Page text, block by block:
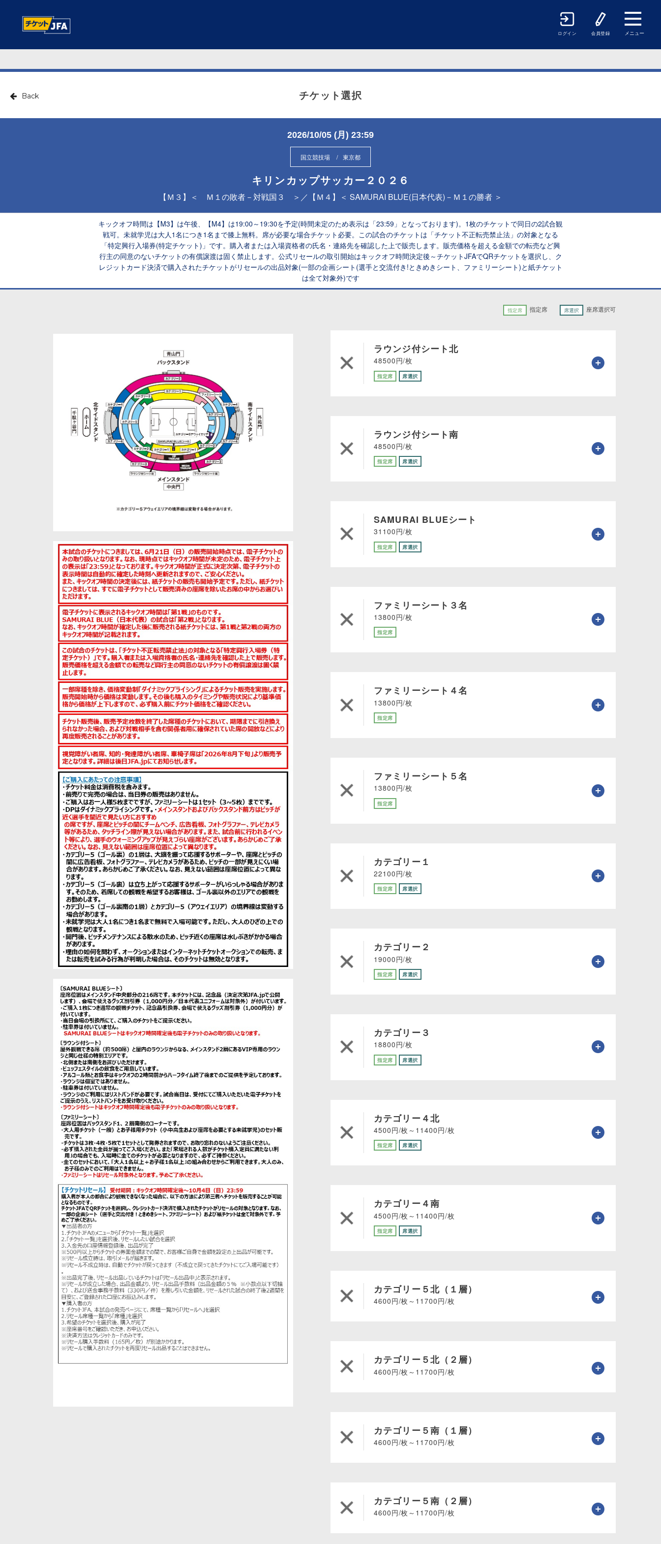
ログイン 会員登録 メニュー
Back チケット選択
2026/10/05 (月) 23:59
国立競技場 東京都
キリンカップサッカー２０２６
【Ｍ３】＜ Ｍ１の敗者－対戦国３ ＞／【Ｍ４】＜ SAMURAI BLUE(日本代表)－Ｍ１の勝者 ＞
キックオフ時間は【M3】は午後、【M4】は19:00～19:30を予定(時間未定のため表示は「23:59」となっております)。1枚のチケットで同日の2試合観
戦可。未就学児は大人1名につき1名まで膝上無料。席が必要な場合チケット必要。この試合のチケットは「チケット不正転売禁止法」の対象となる
「特定興行入場券(特定チケット)」です。購入者または入場資格者の氏名・連絡先を確認した上で販売します。販売価格を超える金額での転売など興
行主の同意のないチケットの有償譲渡は固く禁止します。公式リセールの取引開始はキックオフ時間決定後～チケットJFAでQRチケットを選択し、ク
レジットカード決済で購入されたチケットがリセールの出品対象(一部の企画シート(選手と交流付き!ときめきシート、ファミリーシート)と紙チケット
は全て対象外)です
指定席 指定席 席選択 座席選択可
ラウンジ付シート北
48500円/枚
指定席 席選択
ラウンジ付シート南
48500円/枚
指定席 席選択
SAMURAI BLUEシート
31100円/枚
指定席 席選択
ファミリーシート３名
13800円/枚
指定席
ファミリーシート４名
13800円/枚
指定席
ファミリーシート５名
13800円/枚
指定席
カテゴリー１
22100円/枚
指定席 席選択
カテゴリー２
19000円/枚
指定席 席選択
カテゴリー３
18800円/枚
指定席 席選択
カテゴリー４北
4500円/枚～11400円/枚
指定席 席選択
カテゴリー４南
4500円/枚～11400円/枚
指定席 席選択
カテゴリー５北（１層）
4600円/枚～11700円/枚
カテゴリー５北（２層）
4600円/枚～11700円/枚
カテゴリー５南（１層）
4600円/枚～11700円/枚
カテゴリー５南（２層）
4600円/枚～11700円/枚